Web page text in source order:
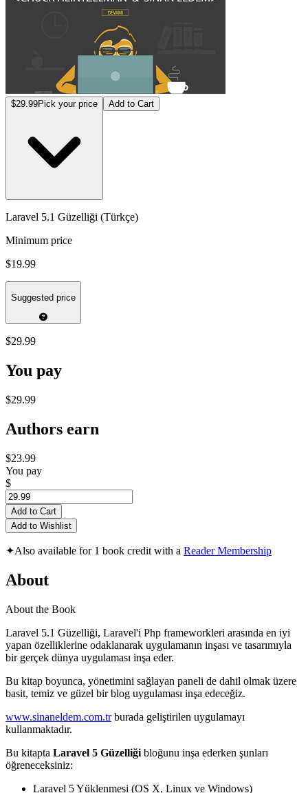
$29.99Pick your price Add to Cart
Laravel 5.1 Güzelliği (Türkçe)
Minimum price
$19.99
Suggested price
$29.99
You pay
$29.99
Authors earn
$23.99
You pay
$
Add to Cart
Add to Wishlist
✦Also available for 1 book credit with a Reader Membership
About
About the Book
Laravel 5.1 Güzelliği, Laravel'i Php frameworkleri arasında en iyi
yapan özelliklerine odaklanarak uygulamanın inşası ve tasarımıyla
bir gerçek dünya uygulaması inşa eder.
Bu kitap boyunca, yönetimini sağlayan paneli de dahil olmak üzere
basit, temiz ve güzel bir blog uygulaması inşa edeceğiz.
www.sinaneldem.com.trburada geliştirilen uygulamayı
kullanmaktadır.
Bu kitapta Laravel 5 Güzelliği bloğunu inşa ederken şunları
öğreneceksiniz:
Laravel 5 Yüklenmesi (OS X, Linux ve Windows)